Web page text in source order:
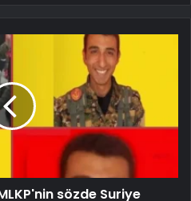
sözde Suriye